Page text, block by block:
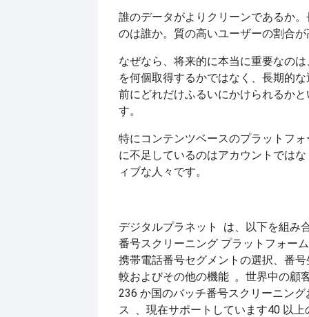
誰のデータがよりクリーンであるか
のは誰か。質の高いユーザーの割合
なぜなら、将来的に本当に重要なの
を何個取得するかではなく、長期的
前にどれだけふるいにかけられるか
す。
特にコンテンツベースのプラットフ
に不足しているのはアカウントでは
ィブな人々です。
デジタルプラネット
は、以下を組み
番号スクリーニング プラットフォー
携帯電話番号セグメントの選択、番
較およびその他の機能 。世界中の顧
236 か国のバッチ番号スクリーニン
ス
、現在サポートしています40 以上